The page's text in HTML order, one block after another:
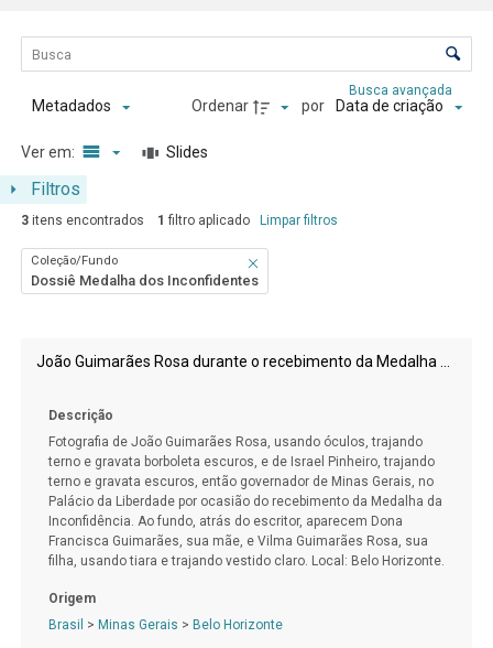
Lista de itens
Controle de ordenação e visualização
Filtros
Busca avançada
Metadados Ordenar por Data de criação
Ver em: Slides
3itens encontrados 1 filtro aplicado Limpar filtros
Coleção/Fundo
Dossiê Medalha dos Inconfidentes
Resultados da lista de itens João Guimarães Rosa durante o recebimento da Medalha da Inconfidência
Descrição
Fotografia de João Guimarães Rosa, usando óculos, trajando
terno e gravata borboleta escuros, e de Israel Pinheiro, trajando
terno e gravata escuros, então governador de Minas Gerais, no
Palácio da Liberdade por ocasião do recebimento da Medalha da
Inconfidência. Ao fundo, atrás do escritor, aparecem Dona
Francisca Guimarães, sua mãe, e Vilma Guimarães Rosa, sua
filha, usando tiara e trajando vestido claro. Local: Belo Horizonte.
Origem
Brasil > Minas Gerais > Belo Horizonte